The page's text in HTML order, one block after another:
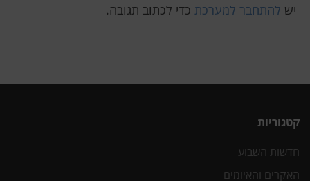
יש להתחבר למערכת כדי לכתוב תגובה.
קטגוריות
חדשות השבוע
האקרים והאיומים